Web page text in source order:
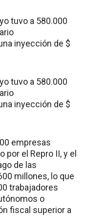
tuvo a 580.000
inyección de $
tuvo a 580.000
inyección de $
empresas
el Repro II, y el
de las
millones, lo que
trabajadores
o
fiscal superior a